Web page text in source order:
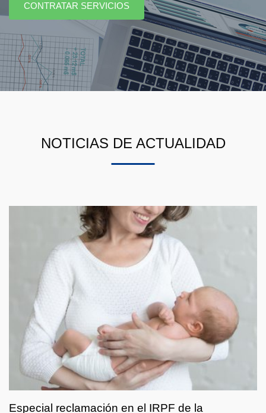
CONTRATAR SERVICIOS
NOTICIAS DE ACTUALIDAD
reclamación
en
el
IRPF
de
la
Prestación
por
Especial reclamación en el IRPF de la